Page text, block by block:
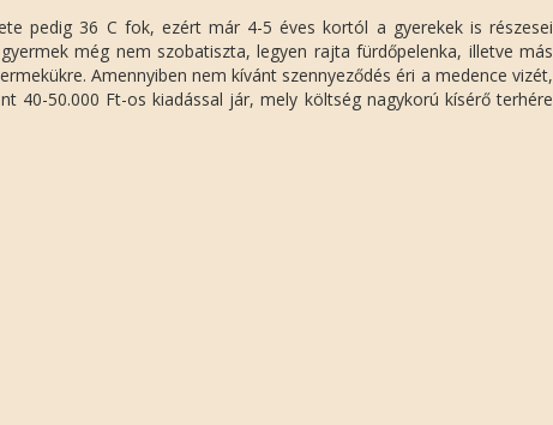
pedig 36 C fok, ezért már 4-5 éves kortól a gyerekek is részesei
még nem szobatiszta, legyen rajta fürdőpelenka, illetve más
Amennyiben nem kívánt szennyeződés éri a medence vizét,
40-50.000 Ft-os kiadással jár, mely költség nagykorú kísérő terhére